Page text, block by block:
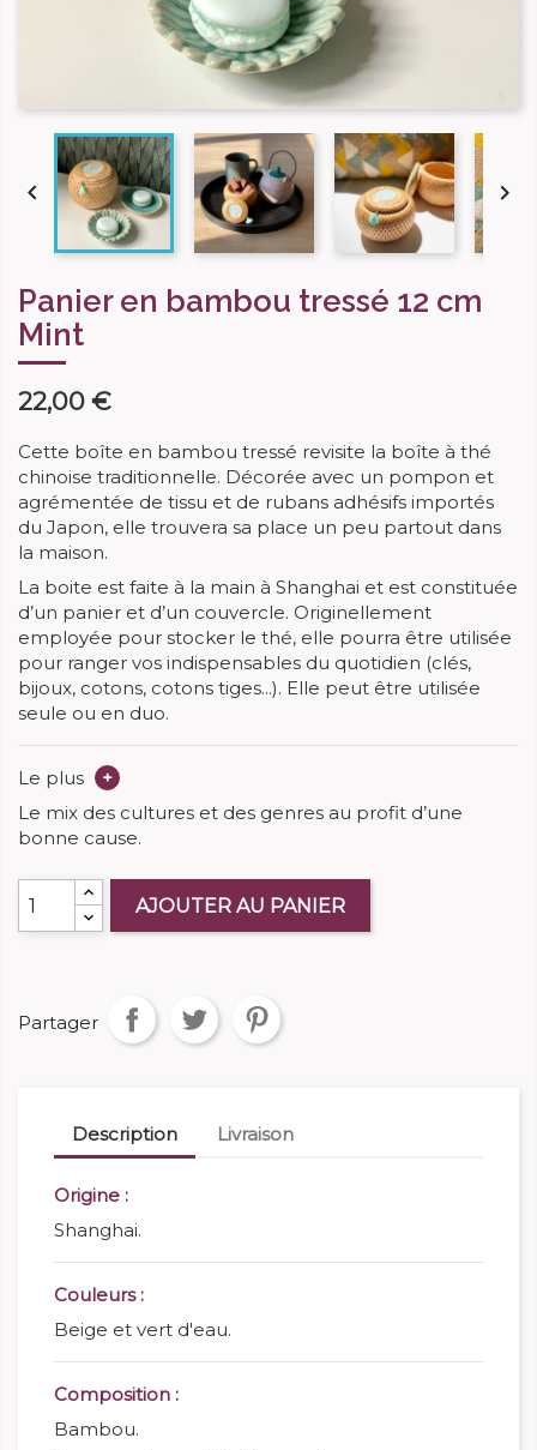
 
Panier en bambou tressé 12 cm
Mint
22,00 €
Cette boîte en bambou tressé revisite la boîte à thé
chinoise traditionnelle. Décorée avec un pompon et
agrémentée de tissu et de rubans adhésifs importés
du Japon, elle trouvera sa place un peu partout dans
la maison.
La boite est faite à la main à Shanghai et est constituée
d’un panier et d’un couvercle. Originellement
employée pour stocker le thé, elle pourra être utilisée
pour ranger vos indispensables du quotidien (clés,
bijoux, cotons, cotons tiges...). Elle peut être utilisée
seule ou en duo.
Le plus
+
Le mix des cultures et des genres au profit d’une
bonne cause.
AJOUTER AU PANIER
Partager
Description Livraison
Origine :
Shanghai.
Couleurs :
Beige et vert d'eau.
Composition :
Bambou.